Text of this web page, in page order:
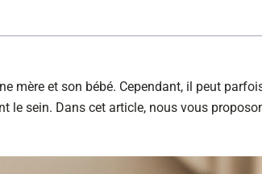
mère et son bébé. Cependant, il peut
le sein. Dans cet article, nous vous